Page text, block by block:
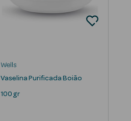
Wells
Vaselina Purificada Boião
100 gr